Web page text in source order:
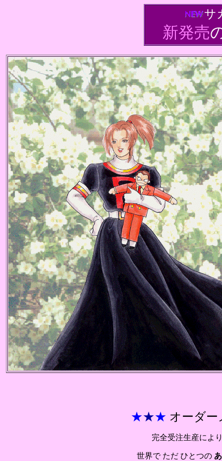
サ
新発売
★★★ オーダ
完全受注生産に
世界で ただ ひとつの